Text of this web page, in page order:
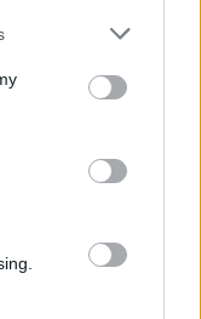
sur
sociaux: